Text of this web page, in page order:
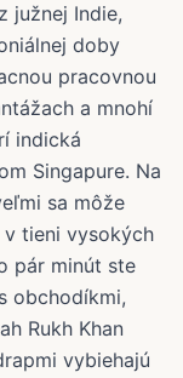
južnej Indie,
doby
pracovnou
a mnohí
indická
Singapure. Na
sa môže
tieni vysokých
pár minút ste
obchodíkmi,
Rukh Khan
vybiehajú